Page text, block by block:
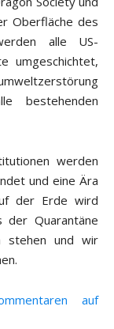
Oberfläche des
alle US-
umgeschichtet,
bestehenden
werden
und eine Ära
der Erde wird
der Quarantäne
stehen und wir
auf